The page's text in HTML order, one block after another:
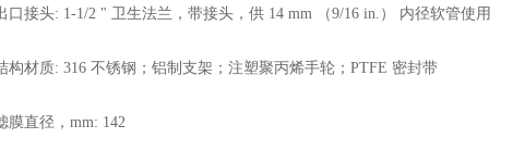
口接头: 1-1/2 " 卫生法兰，带接头，供 14 mm （9/16 in.） 内径软管使用
构材质: 316 不锈钢；铝制支架；注塑聚丙烯手轮；PTFE 密封带
膜直径，mm: 142